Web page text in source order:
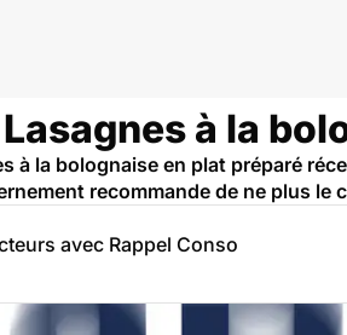
à la
à la bolognaise en plat préparé
recommande de ne plus le
avec Rappel Conso